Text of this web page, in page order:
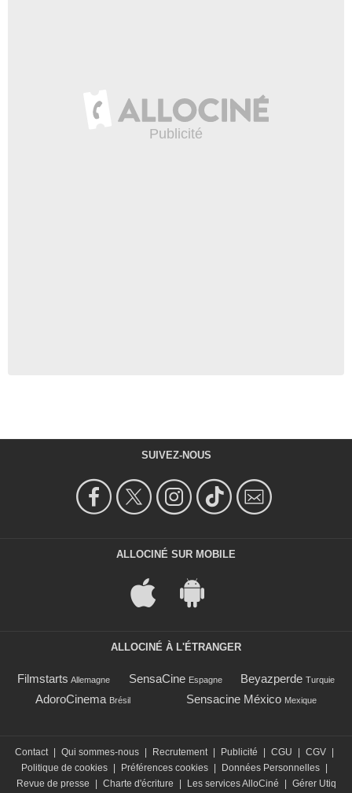
SUIVEZ-NOUS
ALLOCINÉ SUR MOBILE
ALLOCINÉ À L'ÉTRANGER
Filmstarts Allemagne SensaCine Espagne Beyazperde Turquie
AdoroCinema Brésil Sensacine México Mexique
Contact | Qui sommes-nous | Recrutement | Publicité | CGU | CGV |
Politique de cookies | Préférences cookies | Données Personnelles |
Revue de presse
| Charte d'écriture | Les services AlloCiné | Gérer Utiq